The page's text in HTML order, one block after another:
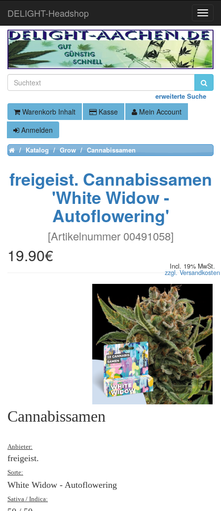
erweiterte Suche
Warenkorb Inhalt Kasse
Mein Account
Anmelden
HomeKatalog Grow Cannabissamen
freigeist. Cannabissamen
'White Widow -
Autoflowering'
[Artikelnummer 00491058]
19.90€
Incl. 19% MwSt.
zzgl. Versandkosten
Cannabissamen
Anbieter:
freigeist.
Sorte:
White Widow - Autoflowering
Sativa / Indica:
Toggle
DELIGHT-Headshop